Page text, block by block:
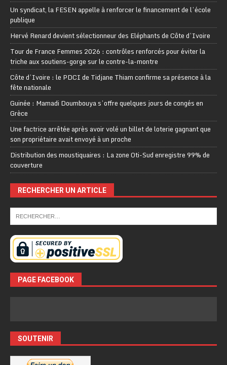
Un syndicat, la FESEN appelle à renforcer le financement de l’école
publique
Hervé Renard devient sélectionneur des Eléphants de Côte d’Ivoire
Tour de France Femmes 2026 : contrôles renforcés pour éviter la
triche aux soutiens-gorge sur le contre-la-montre
Côte d’Ivoire : le PDCI de Tidjane Thiam confirme sa présence à la
fête nationale
Guinée : Mamadi Doumbouya s’offre quelques jours de congés en
Grèce
Une factrice arrêtée après avoir volé un billet de loterie gagnant que
son propriétaire avait envoyé à un proche
Distribution des moustiquaires : La zone Oti-Sud enregistre 99% de
couverture
RECHERCHER UN ARTICLE
PAGE FACEBOOK
SOUTENIR